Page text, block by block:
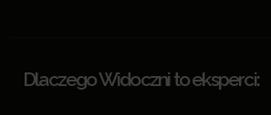
Dlaczego Widoczni to eksperci: